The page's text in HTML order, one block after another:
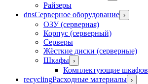
Райзеры
dnsСерверное оборудование ›
ОЗУ (серверная)
Корпус (серверный)
Серверы
Жёсткие диски (серверные)
Шкафы ›
Комплектующие шкафов
recyclingРасходные материалы ›